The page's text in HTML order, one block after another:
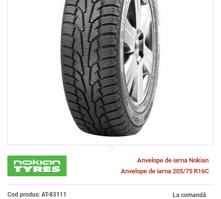
Anvelope de iarna Nokian
Anvelope de iarna 205/75 R16C
Cod produs: AT-83111 La comandă